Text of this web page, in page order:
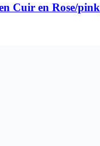
Cuir en Rose/pink